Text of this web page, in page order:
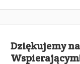
Dziękujemy